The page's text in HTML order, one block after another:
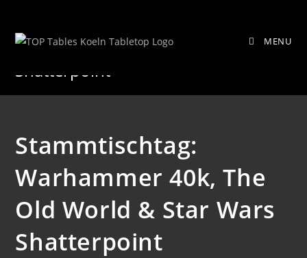
springen
MENU
The Old World & Star Wars
Shatterpoint
Stammtischtag:
Warhammer 40k, The
Old World & Star Wars
Shatterpoint